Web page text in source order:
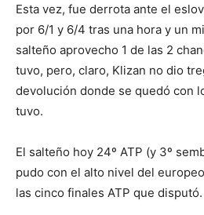
Esta vez, fue derrota ante el
por 6/1 y 6/4 tras una hora y un
salteño aprovecho 1 de las 2
tuvo, pero, claro, Klizan no dio
devolución donde se quedó con
tuvo.
El salteño hoy 24º ATP (y 3º
pudo con el alto nivel del
las cinco finales ATP que disputó.